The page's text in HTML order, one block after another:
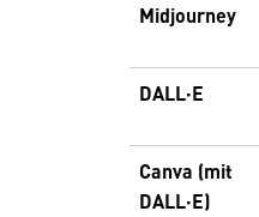
Midjourney
DALL·E
Canva (mit
DALL·E)